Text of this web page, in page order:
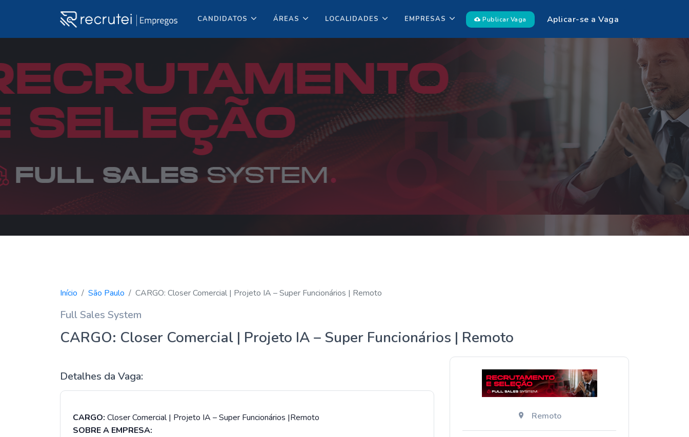
Publicar Vaga Aplicar-se a Vaga
CANDIDATOS ÁREAS LOCALIDADES EMPRESAS
Início São Paulo CARGO: Closer Comercial | Projeto IA – Super Funcionários | Remoto
Full Sales System
CARGO: Closer Comercial | Projeto IA – Super Funcionários | Remoto
Detalhes da Vaga:
CARGO: Closer Comercial | Projeto IA – Super Funcionários |Remoto
SOBRE A EMPRESA:
Remoto